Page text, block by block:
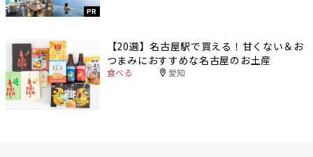
PR
【20選】名古屋駅で買える！甘くない＆お
つまみにおすすめな名古屋のお土産
食べる 愛知